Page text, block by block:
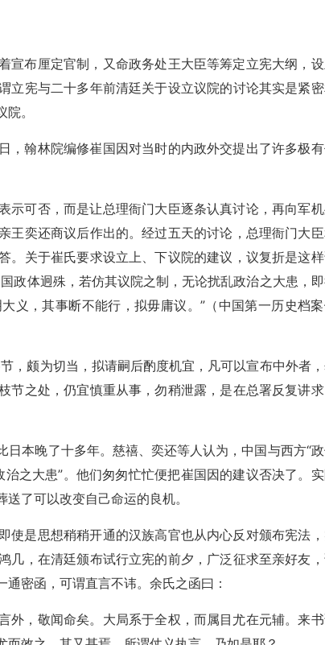
宣布厘定官制，又命政务处王大臣等筹定立宪大纲，
立宪与二十多年前清廷关于设立议院的讨论其实是紧
。
，翰林院编修崔国因对当时的内政外交提出了许多极
示可否，而是让总理衙门大臣逐条认真讨论，再向军
王奕还商议后作出的。经过五天的讨论，总理衙门大
。关于崔氏要求设立上、下议院的建议，议复折是这
政体迥殊，若仿其议院之制，无论扰乱政治之大患，
义，其事断不能行，拟毋庸议。”（中国第一历史档
，颇为切当，拟请嗣后酌度机宜，凡可以宣布中外者
之处，仍宜慎重从事，勿稍泄露，是在总署反复讲求
本晚了十多年。慈禧、奕还等人认为，中国与西方“
之大患”。他们匆匆忙忙便把崔国因的建议否决了。
了可以改变自己命运的良机。
使是思想稍稍开通的汉族高官也从内心反对颁布宪法
几，在清廷颁布试行立宪的前夕，广泛征求至亲好友
密函，可谓直言不讳。余氏之函曰：
外，敬闻命矣。大局系于全权，而属目尤在元辅。来